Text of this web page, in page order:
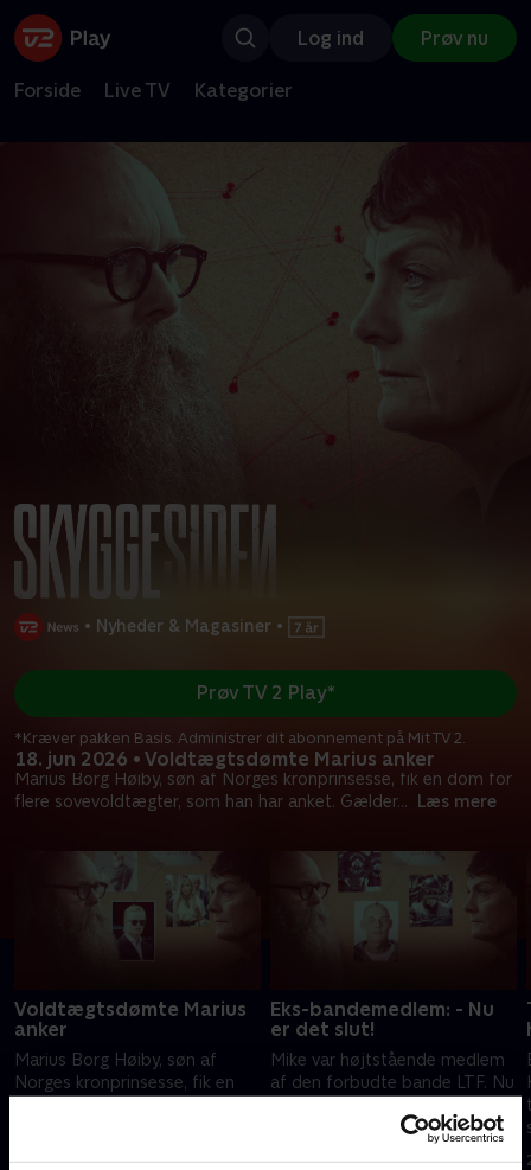
Log ind Prøv nu
Forside Live TV Kategorier
• Nyheder & Magasiner •
18. jun 2026 • Voldtægtsdømte Marius anker
Marius Borg Høiby, søn af Norges kronprinsesse, fik en dom for
flere sovevoldtægter, som han har anket. Gælder... Læs mere
Prøv TV 2 Play*
*Kræver pakken Basis. Administrer dit abonnement på Mit TV 2.
Voldtægtsdømte Marius
anker
Marius Borg Høiby, søn af
Norges kronprinsesse, fik en
18. juni 2026 • 30 min
Eks-bandemedlem: - Nu
er det slut!
Mike var højtstående medlem
af den forbudte bande LTF. Nu
kriminalitet. 'Skyggesiden' taler
med ham om drømmen om et
4. juni 2026 • 30 min